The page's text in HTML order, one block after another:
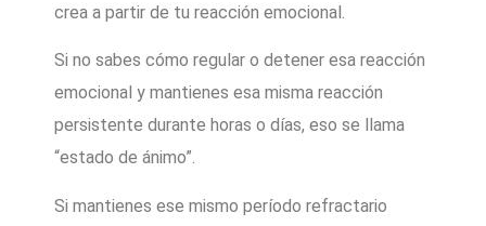
crea a partir de tu reacción emocional.
Si no sabes cómo regular o detener esa reacción
emocional y mantienes esa misma reacción
persistente durante horas o días, eso se llama
“estado de ánimo”.
Si mantienes ese mismo período refractario